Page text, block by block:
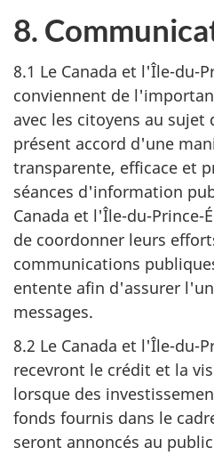
8.
8.1 Le Canada et l'Île-du-
conviennent de
avec les citoyens au sujet
présent accord d'une
transparente, efficace et
séances d'information
Canada et l'Île-du-Prince-
de coordonner leurs
communications
entente afin d'assurer
messages.
8.2 Le Canada et l'Île-du-
recevront le crédit et la
lorsque des
fonds fournis dans le
seront annoncés au